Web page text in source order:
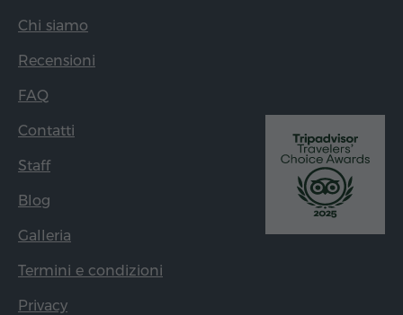
Chi siamo
Recensioni
FAQ
Contatti
Staff
Blog
Galleria
Termini e condizioni
Privacy